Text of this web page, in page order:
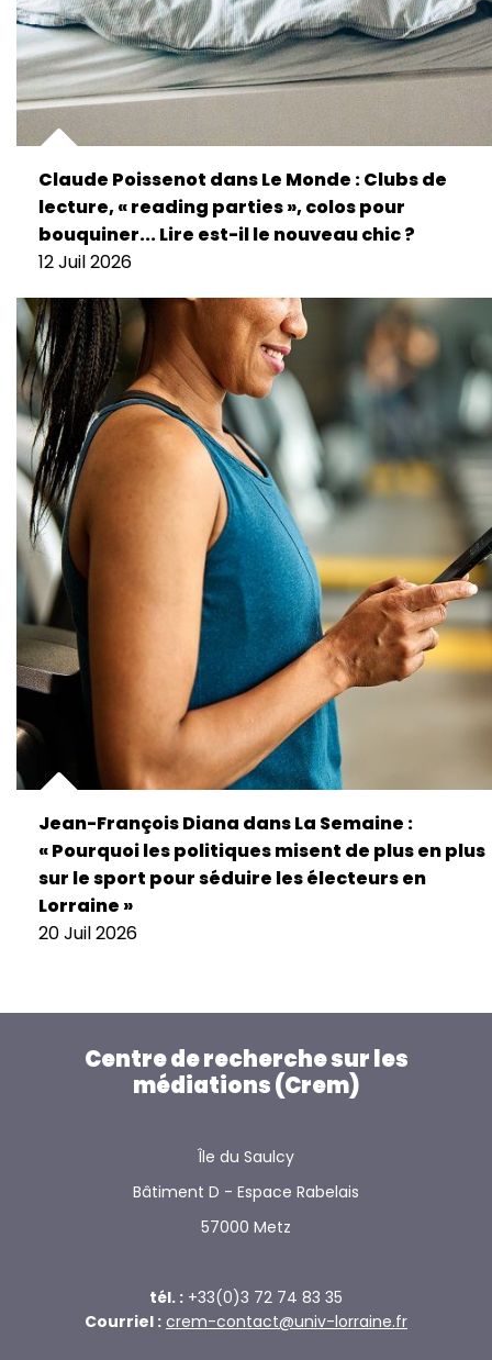
Claude Poissenot dans Le Monde : Clubs de
lecture, « reading parties », colos pour
bouquiner... Lire est-il le nouveau chic ?
12 Juil 2026
Jean-François Diana dans La Semaine :
« Pourquoi les politiques misent de plus en plus
sur le sport pour séduire les électeurs en
Lorraine »
20 Juil 2026
Centre de recherche sur les
médiations (Crem)
Île du Saulcy
Bâtiment D - Espace Rabelais
57000 Metz
tél. : +33(0)3 72 74 83 35
Courriel : crem-contact@univ-lorraine.fr